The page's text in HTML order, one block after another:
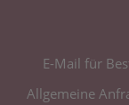
E-Mail für
Allgemeine